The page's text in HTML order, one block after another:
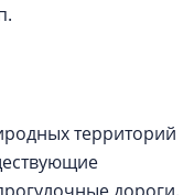
территорий